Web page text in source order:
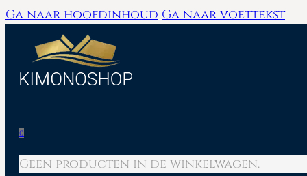
Ga naar hoofdinhoud Ga naar voettekst
0
Geen producten in de winkelwagen.